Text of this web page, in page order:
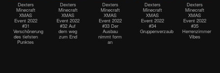
Dexters
Minecraft
XMAS
Event 2022
#31
Verschönerung
des tiefsten
Punktes
Dexters
Minecraft
XMAS
Event 2022
#32 Auf
dem weg
zum End
Dexters
Minecraft
XMAS
Event 2022
#33 Der
Ausbau
nimmt form
an
Dexters
Minecraft
XMAS
Event 2022
#34
Gruppenverzauberung
Dexters
Minecraft
XMAS
Event 2022
#35
Herrenzimmer
Vibes